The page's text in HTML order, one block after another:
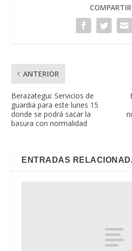
ANTERIOR
Berazategui: Servicios de
guardia para este lunes 15
donde se podrá sacar la
basura con normalidad
ENTRADAS